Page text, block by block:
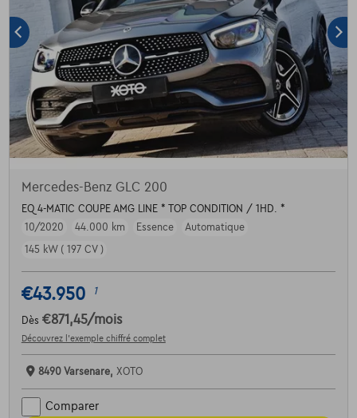
Mercedes-Benz GLC 200
EQ 4-MATIC COUPE AMG LINE * TOP CONDITION / 1HD. *
10/2020
44.000 km Essence
Automatique
145 kW ( 197 CV )
€43.950 1
Dès €871,45/mois
Découvrez l’exemple chiffré complet
8490 Varsenare, XOTO
Comparer